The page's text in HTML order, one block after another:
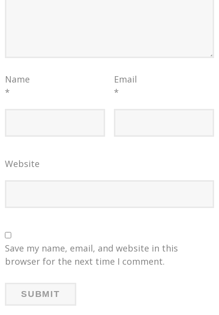
Name
*
Email
*
Website
Save my name, email, and website in this
browser for the next time I comment.